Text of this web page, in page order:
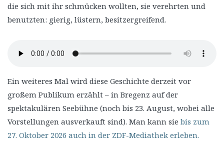
die sich mit ihr schmücken wollten, sie verehrten und
benutzten: gierig, lüstern, besitzergreifend.
Ein weiteres Mal wird diese Geschichte derzeit vor
großem Publikum erzählt – in Bregenz auf der
spektakulären Seebühne (noch bis 23. August, wobei alle
Vorstellungen ausverkauft sind). Man kann sie bis zum
27. Oktober 2026 auch in der ZDF-Mediathek erleben.